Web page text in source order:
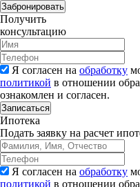
Забронировать
Получить
консультацию
Я согласен на обработку
политикой в отношении
ознакомлен и согласен.
Записаться
Ипотека
Подать заявку на расчет
Я согласен на обработку
политикой в отношении